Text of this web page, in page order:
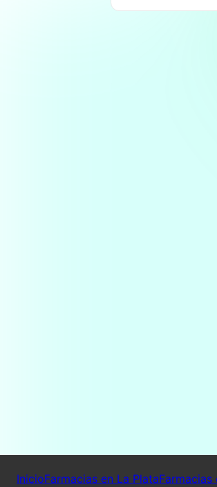
InicioFarmacias en La Plata